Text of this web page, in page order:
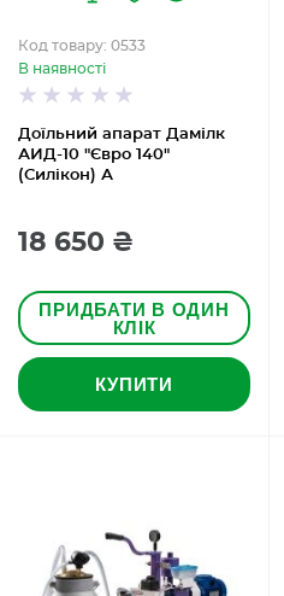
Доїльний апарат Дамілк
АИД-10 "Євро 140"
(Силікон) А
Код товару: 0533
В наявності
18 650 ₴
ПРИДБАТИ В ОДИН
КЛІК
КУПИТИ